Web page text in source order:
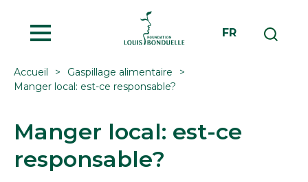
FR
Accueil
Gaspillage alimentaire
Manger local: est-ce responsable?
Manger local: est-ce
responsable?